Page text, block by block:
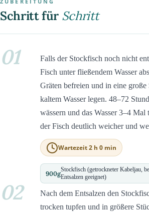
Schritt für Schritt
01
Falls der Stockfisch noch nicht
Fisch unter fließendem Wasser
Gräten befreien und in eine
kaltem Wasser legen. 48–72
wässern und das Wasser 3–4
der Fisch deutlich weicher und
Wartezeit 2 h 0 min
900gStockfisch (getrockneter Kabeljau,
Entsalzen geeignet)
02
Nach dem Entsalzen den
trocken tupfen und in größere